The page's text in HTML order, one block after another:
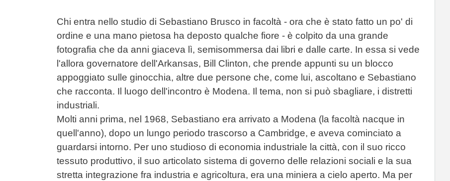
Chi entra nello studio di Sebastiano Brusco in facoltà - ora che è stato fatto un po' di
ordine e una mano pietosa ha deposto qualche fiore - è colpito da una grande
fotografia che da anni giaceva lì, semisommersa dai libri e dalle carte. In essa si vede
l'allora governatore dell'Arkansas, Bill Clinton, che prende appunti su un blocco
appoggiato sulle ginocchia, altre due persone che, come lui, ascoltano e Sebastiano
che racconta. Il luogo dell'incontro è Modena. Il tema, non si può sbagliare, i distretti
industriali.
Molti anni prima, nel 1968, Sebastiano era arrivato a Modena (la facoltà nacque in
quell'anno), dopo un lungo periodo trascorso a Cambridge, e aveva cominciato a
guardarsi intorno. Per uno studioso di economia industriale la città, con il suo ricco
tessuto produttivo, il suo articolato sistema di governo delle relazioni sociali e la sua
stretta integrazione fra industria e agricoltura, era una miniera a cielo aperto. Ma per